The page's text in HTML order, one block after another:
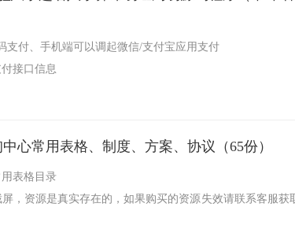
支付、手机端可以调起微信/支付宝应用支付
接口信息
定、...
心常用表格、制度、方案、协议（65份）
表格目录
，资源是真实存在的，如果购买的资源失效请联系客服获